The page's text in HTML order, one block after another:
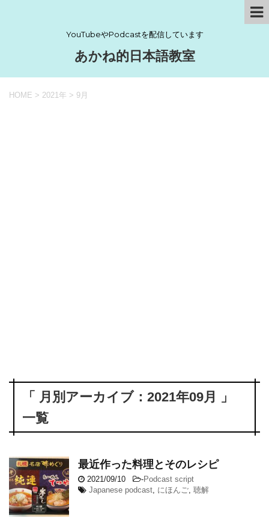
YouTubeやPodcastを配信しています
あかね的日本語教室
HOME > 2021年 > 9月
「 月別アーカイブ：2021年09月 」
一覧
最近作った料理とそのレシピ
2021/09/10 -Podcast script
Japanese podcast, にほんご, 聴解